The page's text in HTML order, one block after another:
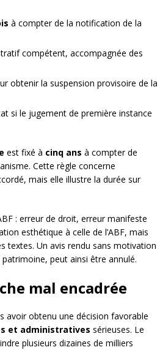
à compter de la notification de la
compétent, accompagnée des
obtenir la suspension provisoire de la
si le jugement de première instance
est fixé à cinq ans à compter de
Cette règle concerne
mais elle illustre la durée sur
: erreur de droit, erreur manifeste
esthétique à celle de l’ABF, mais
textes. Un avis rendu sans motivation
peut ainsi être annulé.
mal encadrée
avoir obtenu une décision favorable
et administratives sérieuses. Le
plusieurs dizaines de milliers